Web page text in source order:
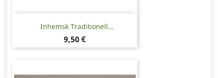
Inhemsk Traditionell...
Pris
9,50 €